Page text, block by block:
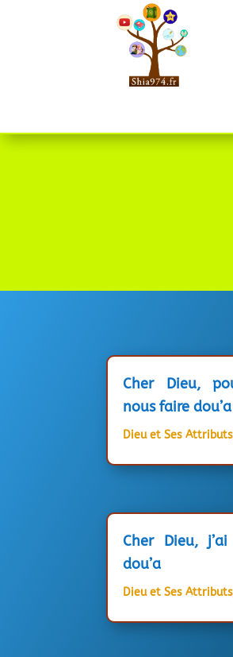
Cher Dieu,
nous faire
Dieu et Ses Attributs
Cher Dieu,
dou’a
Dieu et Ses Attributs